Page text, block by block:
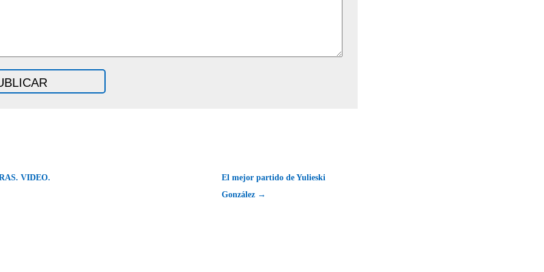
VIDEO.
El mejor partido de Yulieski
González →